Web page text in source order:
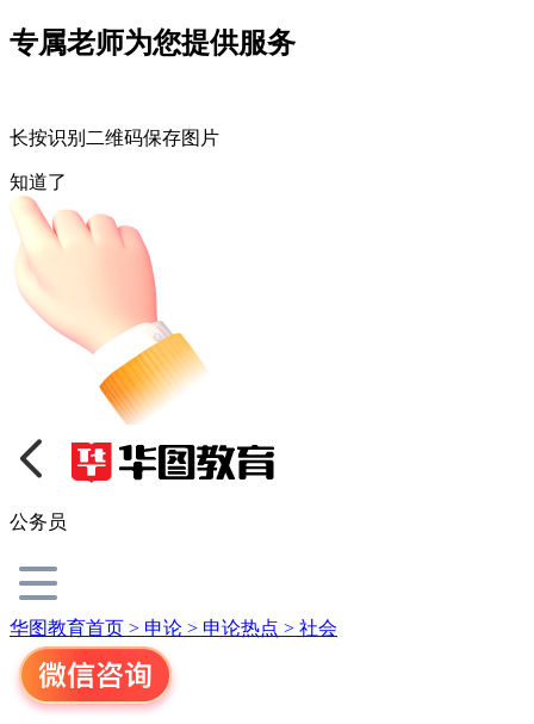
专属老师为您提供服务
长按识别二维码保存图片
知道了
公务员
华图教育首页 > 申论 > 申论热点 > 社会